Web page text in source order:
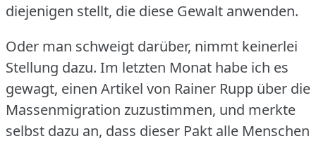
diejenigen stellt, die diese Gewalt anwenden.
Oder man schweigt darüber, nimmt keinerlei
Stellung dazu. Im letzten Monat habe ich es
gewagt, einen Artikel von Rainer Rupp über die
Massenmigration zuzustimmen, und merkte
selbst dazu an, dass dieser Pakt alle Menschen